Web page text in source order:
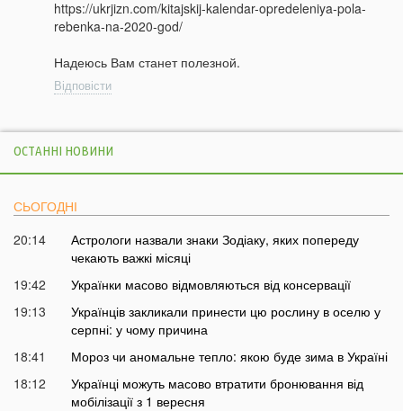
https://ukrjizn.com/kitajskij-kalendar-opredeleniya-pola-
rebenka-na-2020-god/
Надеюсь Вам станет полезной.
Відповісти
ОСТАННІ НОВИНИ
СЬОГОДНІ
20:14
Астрологи назвали знаки Зодіаку, яких попереду
чекають важкі місяці
19:42
Українки масово відмовляються від консервації
19:13
Українців закликали принести цю рослину в оселю у
серпні: у чому причина
18:41
Мороз чи аномальне тепло: якою буде зима в Україні
18:12
Українці можуть масово втратити бронювання від
мобілізації з 1 вересня